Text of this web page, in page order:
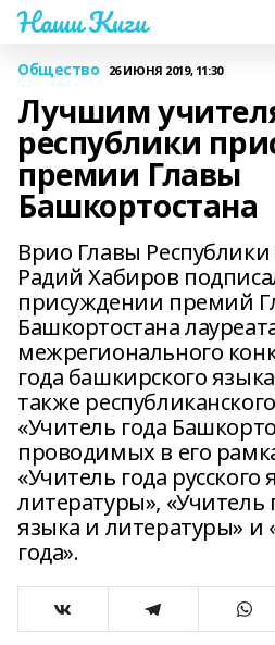
Наши Киги
Общество 26 ИЮНЯ 2019, 11:30
Лучшим
республики
премии Главы
Башкортостана
Врио Главы
Радий Хабиров
присуждении премий
Башкортостана
межрегионального
года башкирского
также
«Учитель года
проводимых в его
«Учитель года русского
литературы», «Учитель
языка и литературы» и
года».